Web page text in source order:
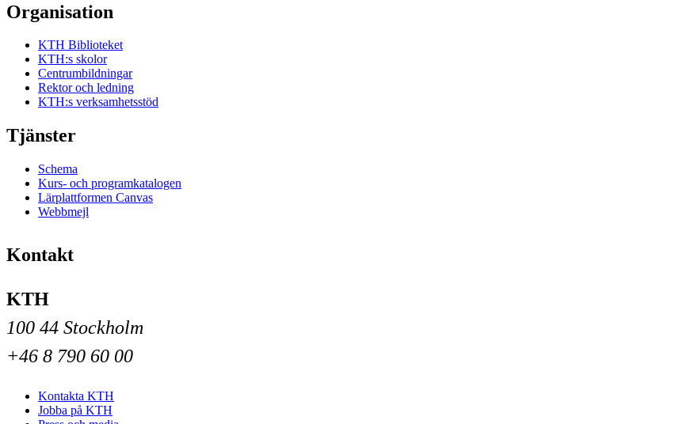
Organisation
KTH Biblioteket
KTH:s skolor
Centrumbildningar
Rektor och ledning
KTH:s verksamhetsstöd
Tjänster
Schema
Kurs- och programkatalogen
Lärplattformen Canvas
Webbmejl
Kontakt
KTH
100 44 Stockholm
+46 8 790 60 00
Kontakta KTH
Jobba på KTH